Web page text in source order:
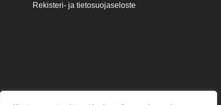
Rekisteri- ja tietosuojaseloste